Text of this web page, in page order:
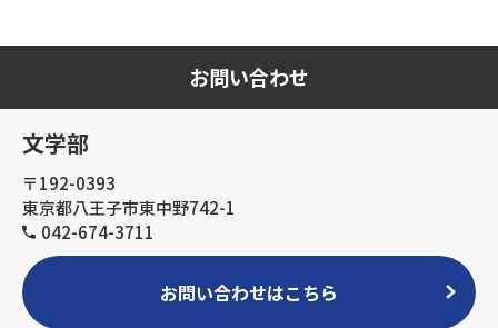
お問い合わせ
文学部
〒192-0393
東京都八王子市東中野742-1
042-674-3711
お問い合わせはこちら